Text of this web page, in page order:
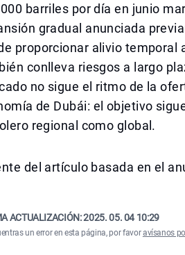
barriles por día en junio
gradual anunciada
proporcionar alivio temporal
conlleva riesgos a largo
no sigue el ritmo de la
de Dubái: el objetivo
regional como global.
del artículo basada en el
ACTUALIZACIÓN:2025. 05. 04 10:29
un error en esta página, por favoravísanos